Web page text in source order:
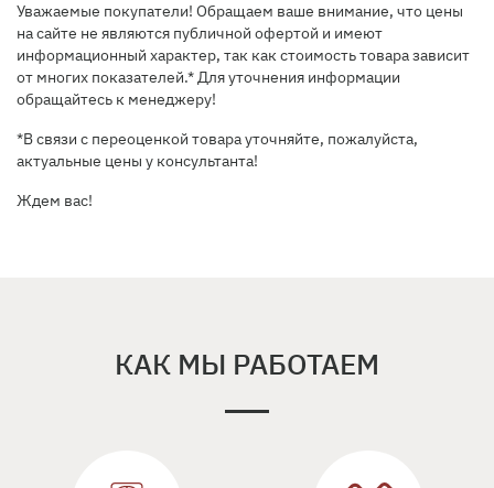
Уважаемые покупатели! Обращаем ваше внимание, что цены
на сайте не являются публичной офертой и имеют
информационный характер, так как стоимость товара зависит
от многих показателей.* Для уточнения информации
обращайтесь к менеджеру!
*В связи с переоценкой товара уточняйте, пожалуйста,
актуальные цены у консультанта!
Ждем вас!
КАК МЫ РАБОТАЕМ